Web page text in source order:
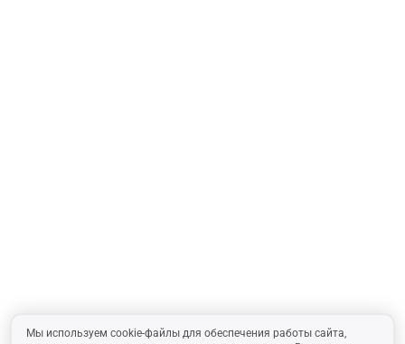
Мы используем cookie-файлы для обеспечения работы сайта,